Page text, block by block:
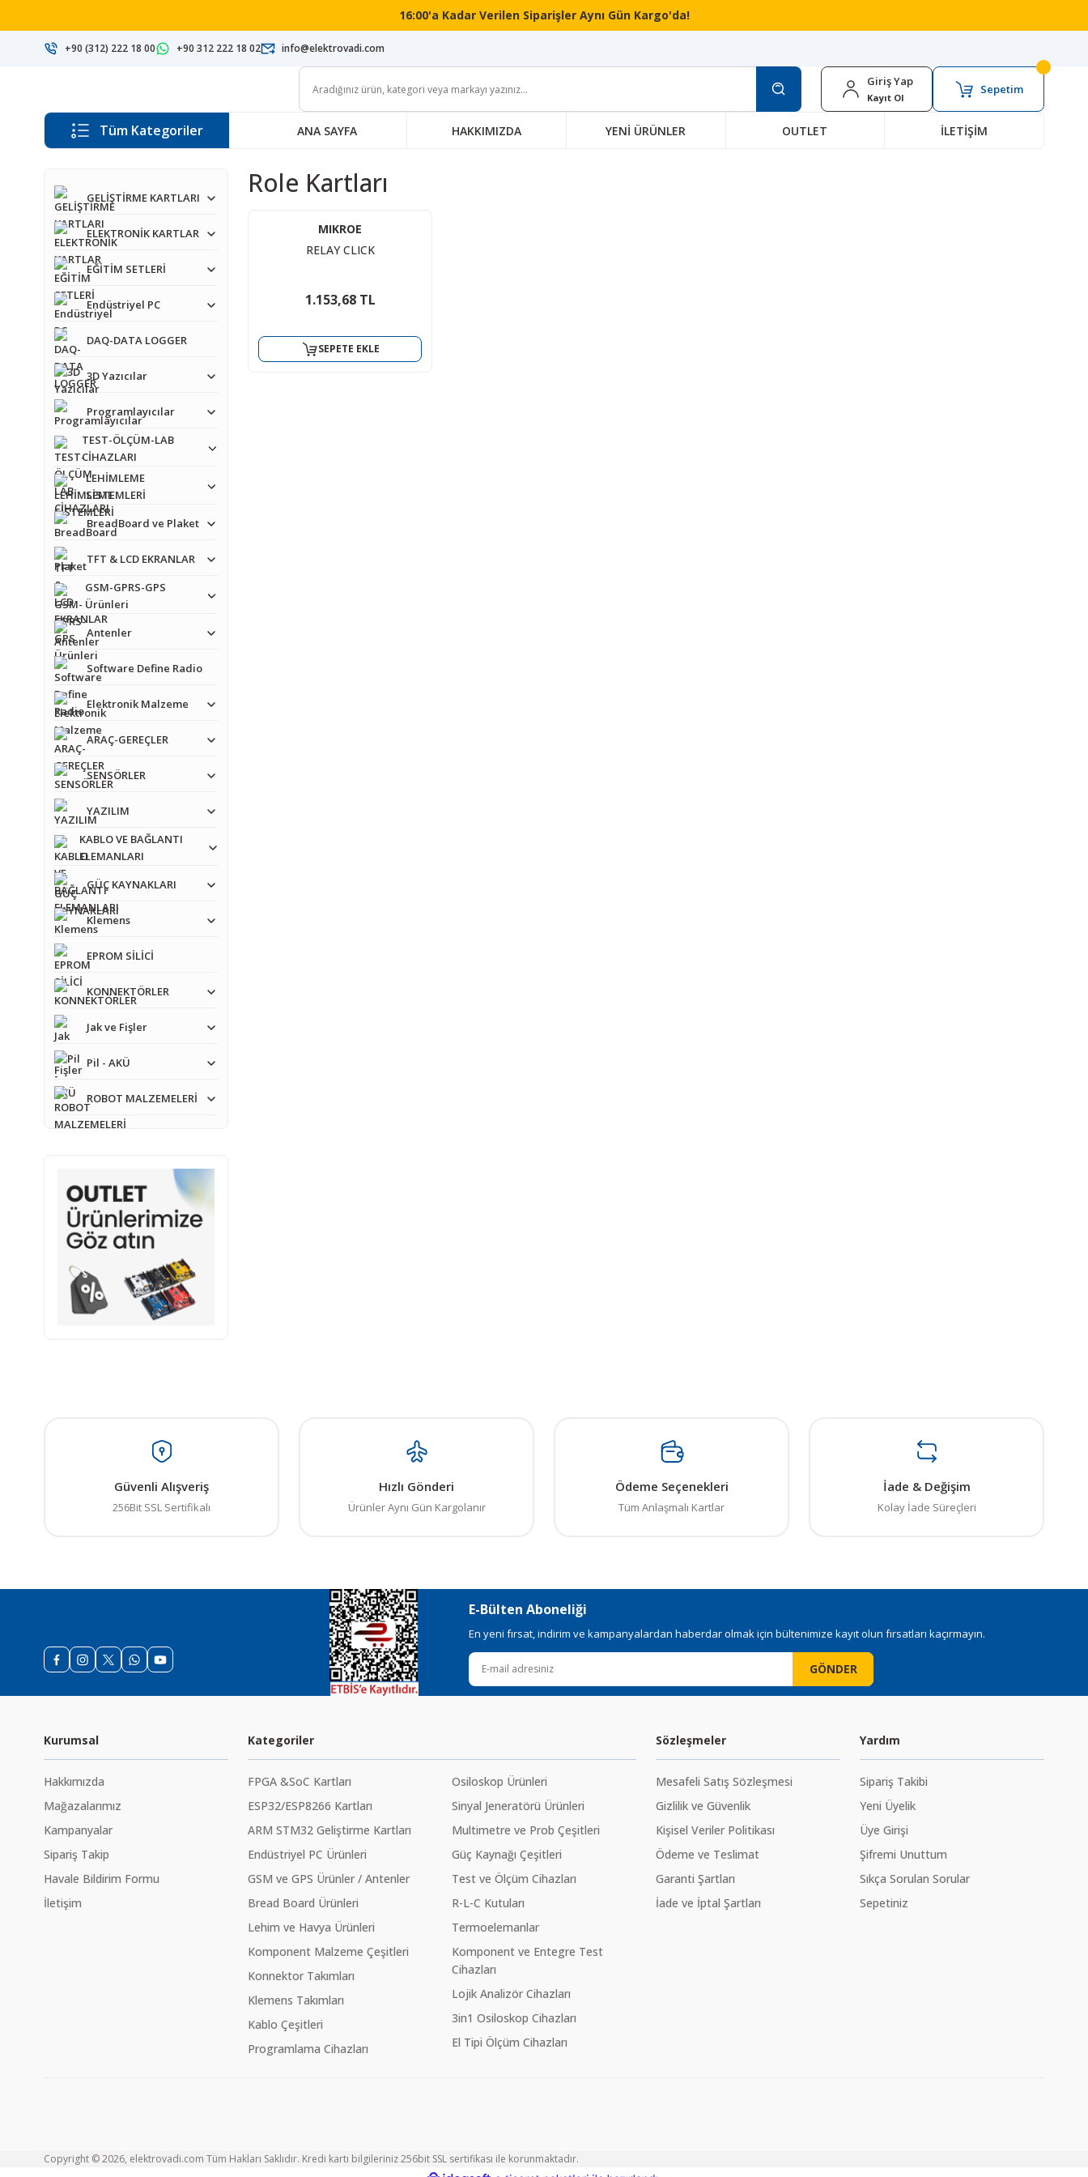
16:00'a Kadar Verilen Siparişler Aynı Gün Kargo'da!
+90 (312) 222 18 00 +90 312 222 18 02 info@elektrovadi.com
Giriş Yap
Kayıt Ol
Sepetim
Tüm Kategoriler ANA SAYFA HAKKIMIZDA YENİ ÜRÜNLER OUTLET İLETİŞİM
GELİŞTİRME KARTLARI
ELEKTRONİK KARTLAR
EĞİTİM SETLERİ
Endüstriyel PC
DAQ-DATA LOGGER
3D Yazıcılar
Programlayıcılar
TEST-ÖLÇÜM-LAB
CİHAZLARI
LEHİMLEME
SİSTEMLERİ
BreadBoard ve Plaket
TFT & LCD EKRANLAR
GSM-GPRS-GPS
Ürünleri
Antenler
Software Define Radio
Elektronik Malzeme
ARAÇ-GEREÇLER
SENSÖRLER
YAZILIM
KABLO VE BAĞLANTI
ELEMANLARI
GÜÇ KAYNAKLARI
Klemens
EPROM SİLİCİ
KONNEKTÖRLER
Jak ve Fişler
Pil - AKÜ
ROBOT MALZEMELERİ
Role Kartları
MIKROE
RELAY CLICK
1.153,68 TL
SEPETE EKLE
Güvenli Alışveriş
256Bit SSL Sertifikalı
Hızlı Gönderi
Ürünler Aynı Gün Kargolanır
Ödeme Seçenekleri
Tüm Anlaşmalı Kartlar
İade & Değişim
Kolay İade Süreçleri
E-Bülten Aboneliği
En yeni fırsat, indirim ve kampanyalardan haberdar olmak için bültenimize kayıt olun fırsatları kaçırmayın.
GÖNDER
Kurumsal
Hakkımızda
Mağazalarımız
Kampanyalar
Sipariş Takip
Havale Bildirim Formu
İletişim
Kategoriler
FPGA &SoC Kartları
ESP32/ESP8266 Kartları
ARM STM32 Geliştirme Kartları
Endüstriyel PC Ürünleri
GSM ve GPS Ürünler / Antenler
Bread Board Ürünleri
Lehim ve Havya Ürünleri
Komponent Malzeme Çeşitleri
Konnektor Takımları
Klemens Takımları
Kablo Çeşitleri
Programlama Cihazları
Osiloskop Ürünleri
Sinyal Jeneratörü Ürünleri
Multimetre ve Prob Çeşitleri
Güç Kaynağı Çeşitleri
Test ve Ölçüm Cihazları
R-L-C Kutuları
Termoelemanlar
Komponent ve Entegre Test
Cihazları
Lojik Analizör Cihazları
3in1 Osiloskop Cihazları
El Tipi Ölçüm Cihazları
Sözleşmeler
Mesafeli Satış Sözleşmesi
Gizlilik ve Güvenlik
Kişisel Veriler Politikası
Ödeme ve Teslimat
Garanti Şartları
İade ve İptal Şartları
Yardım
Sipariş Takibi
Yeni Üyelik
Üye Girişi
Şifremi Unuttum
Sıkça Sorulan Sorular
Sepetiniz
Copyright © 2026, elektrovadi.com Tüm Hakları Saklıdır. Kredi kartı bilgileriniz 256bit SSL sertifikası ile korunmaktadır.